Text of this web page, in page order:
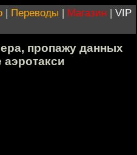
| Переводы | Магазин | VIP
пропажу данных
аэротакси